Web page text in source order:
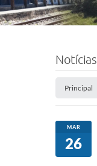
Notícias
Principal
MAR
26